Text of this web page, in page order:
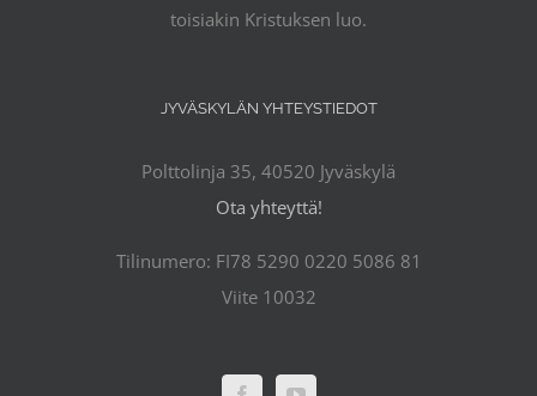
toisiakin Kristuksen luo.
JYVÄSKYLÄN YHTEYSTIEDOT
Polttolinja 35, 40520 Jyväskylä
Ota yhteyttä!
Tilinumero: FI78 5290 0220 5086 81
Viite 10032